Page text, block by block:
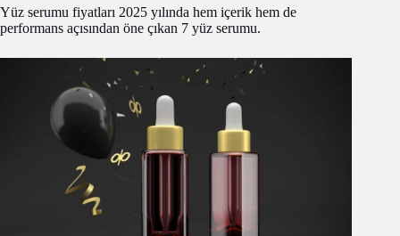
Yüz serumu fiyatları 2025 yılında hem içerik hem de
performans açısından öne çıkan 7 yüz serumu.